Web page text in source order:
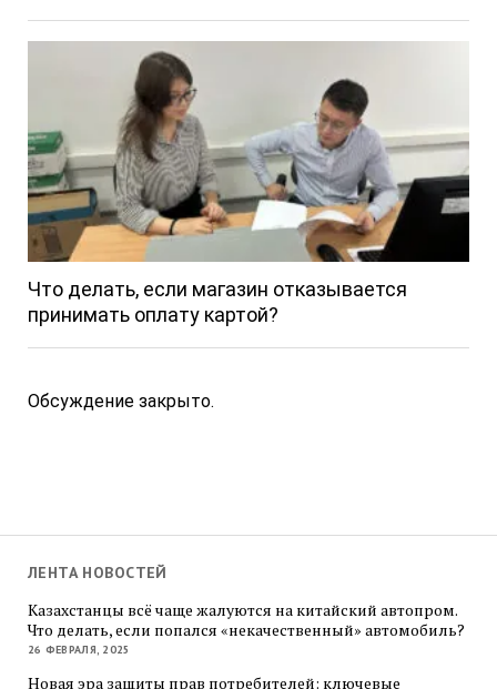
Что делать, если магазин отказывается
принимать оплату картой?
Обсуждение закрыто.
ЛЕНТА НОВОСТЕЙ
Казахстанцы всё чаще жалуются на китайский автопром.
Что делать, если попался «некачественный» автомобиль?
26 ФЕВРАЛЯ, 2025
Новая эра защиты прав потребителей: ключевые